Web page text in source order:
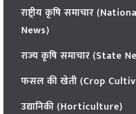
राष्ट्रीय कृषि समाचार
News)
राज्य कृषि समाचार (State
फसल की खेती (Crop
उद्यानिकी (Horticulture)